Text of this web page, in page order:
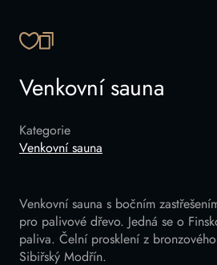
ZKOPÍROVAT ODKAZ
Venkovní sauna
Kategorie
Venkovní sauna
Venkovní sauna s bočním
pro palivové dřevo. Jedná se o
paliva. Čelní prosklení z
Sibiřský Modřín.